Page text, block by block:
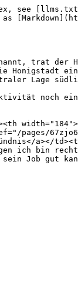
see
trat
Honigstadt
Lage
noch ein
pages/
a></
ich bin
Job gut